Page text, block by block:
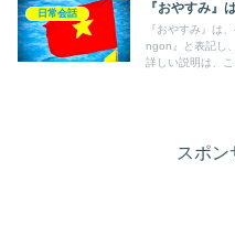
日常会話 『おやすみ』
『おやすみ』は
ngon』と表記し
詳しい説明は、
スポン